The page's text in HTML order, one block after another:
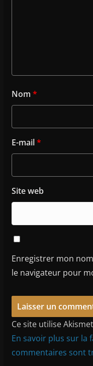
Nom *
E-mail*
Site web
Enregistrer mon
le navigateur pour
Ce site utilise
En savoir plus sur la
commentaires sont